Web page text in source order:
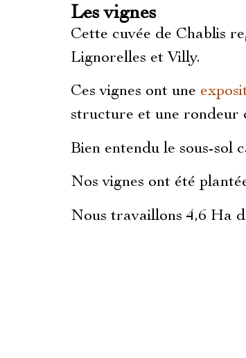
Les vignes
Cette cuvée de Chablis
Lignorelles et Villy.
Ces vignes ont une
structure et une rondeur
Bien entendu le sous-sol
Nos vignes ont été
Nous travaillons 4,6 Ha